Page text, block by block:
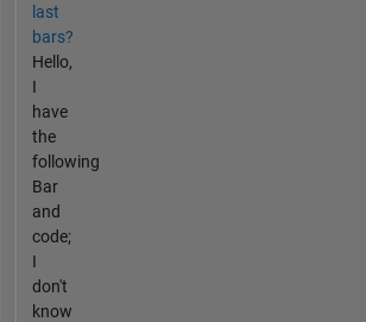
last
bars?
Hello,
I
have
the
following
Bar
and
code;
I
don't
know